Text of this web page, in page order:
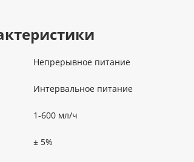
Непрерывное питание
Интервальное питание
1-600 мл/ч
± 5%